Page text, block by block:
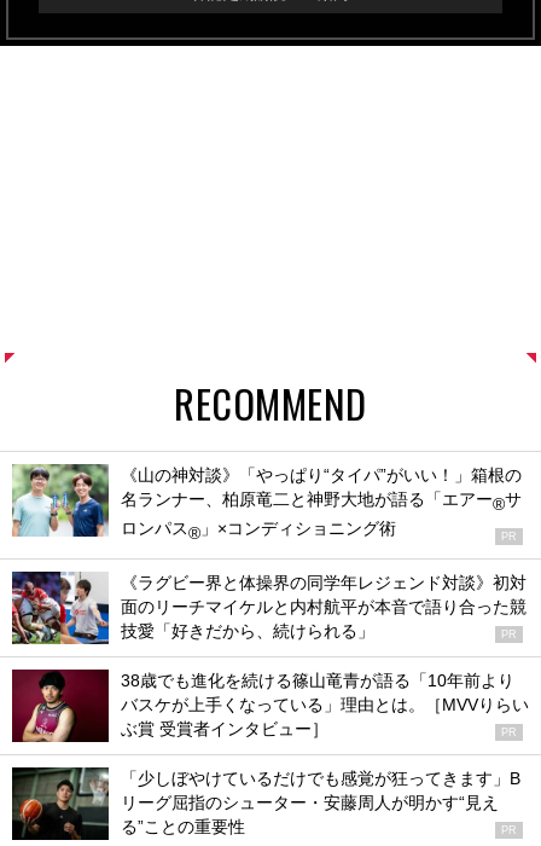
RECOMMEND
《山の神対談》「やっぱり“タイパ”がいい！」箱根の
名ランナー、柏原竜二と神野大地が語る「エアー®サ
ロンパス® 」×コンディショニング術 PR
《ラグビー界と体操界の同学年レジェンド対談》初対
面のリーチマイケルと内村航平が本音で語り合った競
技愛「好きだから、続けられる」
PR
38歳でも進化を続ける篠山竜青が語る「10年前より
バスケが上手くなっている」理由とは。［MVVりらい
ぶ賞 受賞者インタビュー］
PR
「少しぼやけているだけでも感覚が狂ってきます」B
リーグ屈指のシューター・安藤周人が明かす“見え
る”ことの重要性
PR